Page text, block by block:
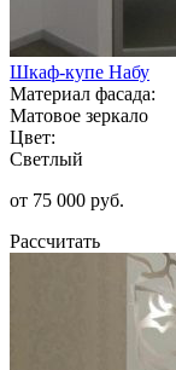
Шкаф-купе Набу
Материал фасада:
Матовое зеркало
Цвет:
Светлый
от 75 000 руб.
Рассчитать